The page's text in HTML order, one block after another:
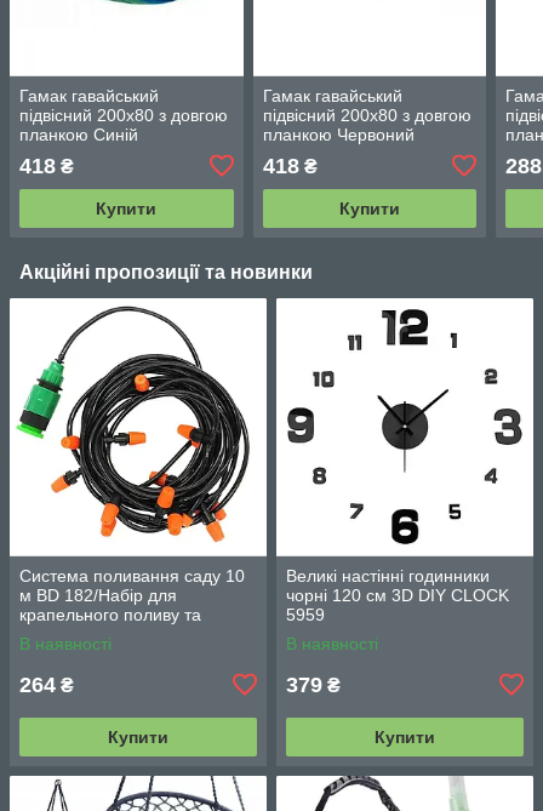
Гамак гавайський
підвісний 200х80 з довгою
планкою Синій
418 ₴
Купити
Гамак гавайський
підвісний 200х80 з довгою
планкою Червоний
418₴
Купити
288
Акційні пропозиції та новинки
Система поливання саду 10
м BD 182/Набір для
крапельного поливу та
охолодження/комплект для
поливання
В наявності
264 ₴
Купити
Великі настінні годинники
чорні 120 см 3D DIY CLOCK
5959
В наявності
379 ₴
Купити